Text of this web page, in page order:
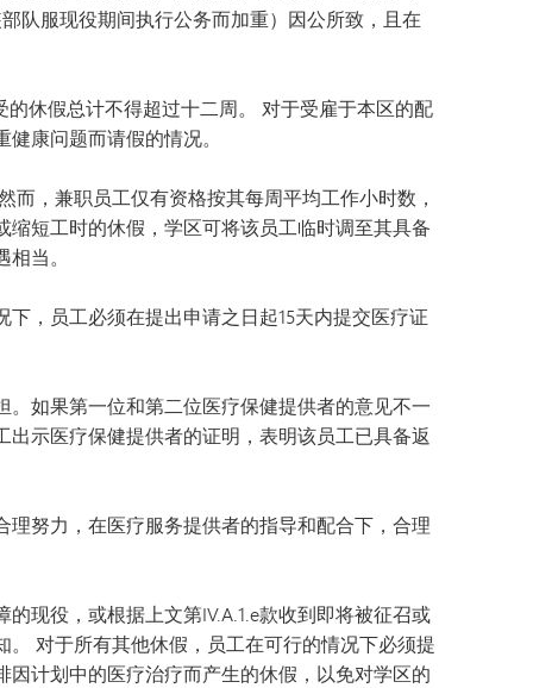
队服现役期间执行公务而加重）因公所致，且在
休假总计不得超过十二周。 对于受雇于本区的配
康问题而请假的情况。
，兼职员工仅有资格按其每周平均工作小时数，
短工时的休假，学区可将该员工临时调至其具备
当。
，员工必须在提出申请之日起15天内提交医疗证
如果第一位和第二位医疗保健提供者的意见不一
示医疗保健提供者的证明，表明该员工已具备返
努力，在医疗服务提供者的指导和配合下，合理
现役，或根据上文第IV.A.1.e款收到即将被征召或
对于所有其他休假，员工在可行的情况下必须提
计划中的医疗治疗而产生的休假，以免对学区的